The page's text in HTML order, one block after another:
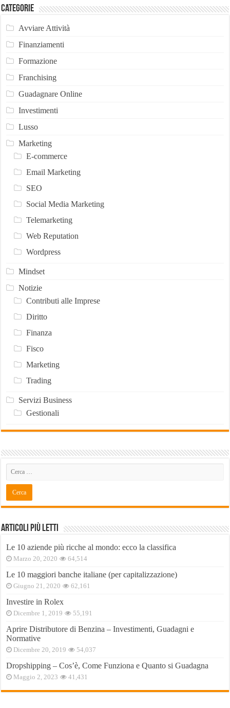
Categorie
Avviare Attività
Finanziamenti
Formazione
Franchising
Guadagnare Online
Investimenti
Lusso
Marketing
E-commerce
Email Marketing
SEO
Social Media Marketing
Telemarketing
Web Reputation
Wordpress
Mindset
Notizie
Contributi alle Imprese
Diritto
Finanza
Fisco
Marketing
Trading
Servizi Business
Gestionali
Articoli Più Letti
Le 10 aziende più ricche al mondo: ecco la classifica
Marzo 20, 2020 64,514
Le 10 maggiori banche italiane (per capitalizzazione)
Giugno 21, 2020 62,161
Investire in Rolex
Dicembre 1, 2019 55,191
Aprire Distributore di Benzina – Investimenti, Guadagni e
Normative
Dicembre 20, 2019 54,037
Dropshipping – Cos’è, Come Funziona e Quanto si Guadagna
Maggio 2, 2023 41,431